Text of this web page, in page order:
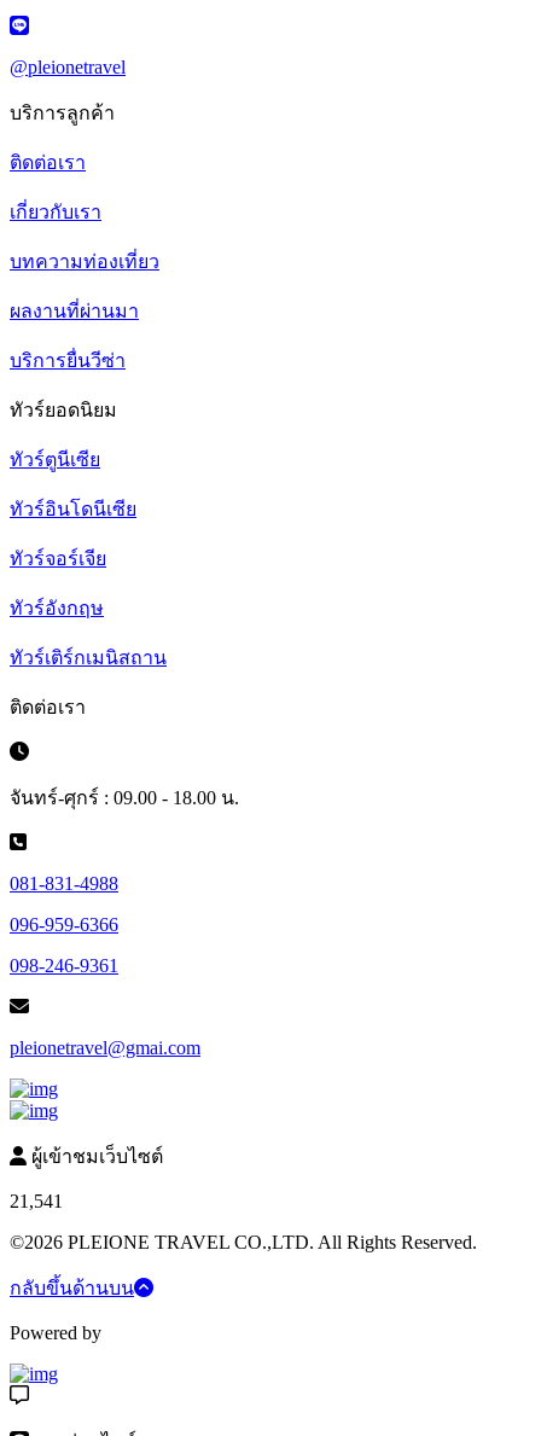
@pleionetravel
บริการลูกค้า
ติดต่อเรา
เกี่ยวกับเรา
บทความท่องเที่ยว
ผลงานที่ผ่านมา
บริการยื่นวีซ่า
ทัวร์ยอดนิยม
ทัวร์ตูนีเซีย
ทัวร์อินโดนีเซีย
ทัวร์จอร์เจีย
ทัวร์อังกฤษ
ทัวร์เติร์กเมนิสถาน
ติดต่อเรา
จันทร์-ศุกร์ : 09.00 - 18.00 น.
081-831-4988
096-959-6366
098-246-9361
pleionetravel@gmai.com
ผู้เข้าชมเว็บไซต์
21,541
©2026 PLEIONE TRAVEL CO.,LTD. All Rights Reserved.
กลับขึ้นด้านบน
Powered by